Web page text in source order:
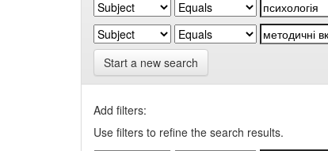
Start a new search
Add filters:
Use filters to refine the search results.